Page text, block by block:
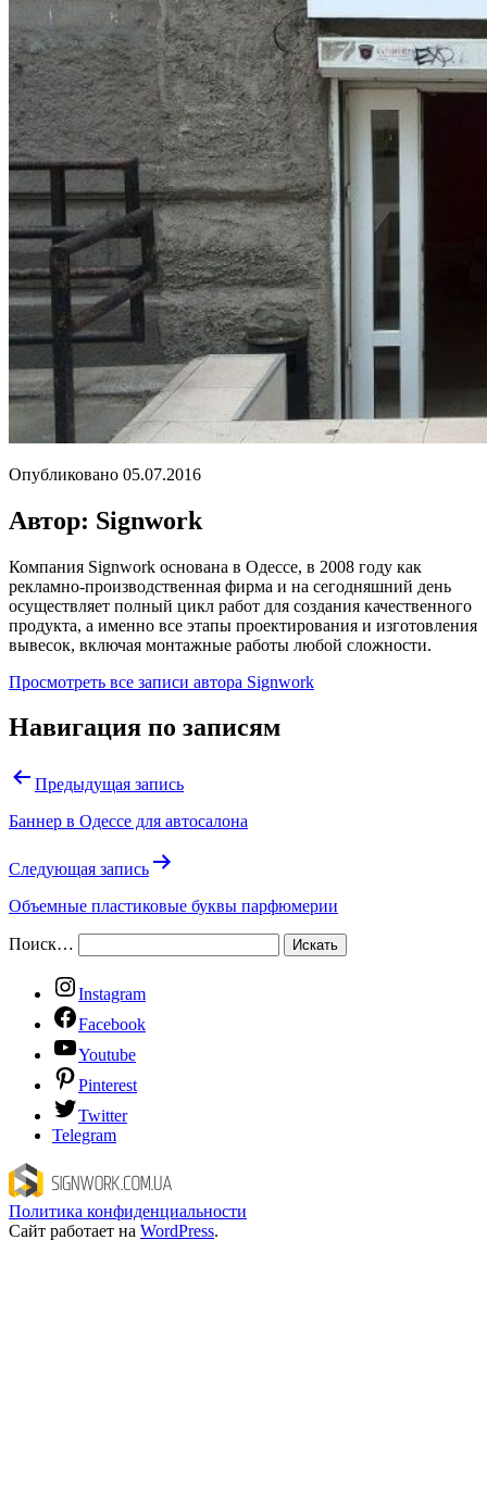
Опубликовано 05.07.2016
Автор: Signwork
Компания Signwork основана в Одессе, в 2008 году как
рекламно-производственная фирма и на сегодняшний день
осуществляет полный цикл работ для создания качественного
продукта, а именно все этапы проектирования и изготовления
вывесок, включая монтажные работы любой сложности.
Просмотреть все записи автора Signwork
Навигация по записям
Предыдущая запись
Баннер в Одессе для автосалона
Следующая запись
Объемные пластиковые буквы парфюмерии
Поиск…
Instagram
Facebook
Youtube
Pinterest
Twitter
Telegram
Политика конфиденциальности
Сайт работает на WordPress.